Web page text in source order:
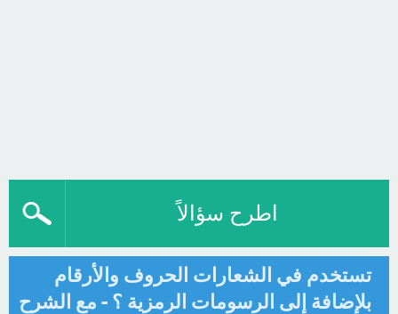
اطرح سؤالاً
تستخدم في الشعارات الحروف والأرقام
بلإضافة إلى الرسومات الرمزية ؟ - مع الشرح